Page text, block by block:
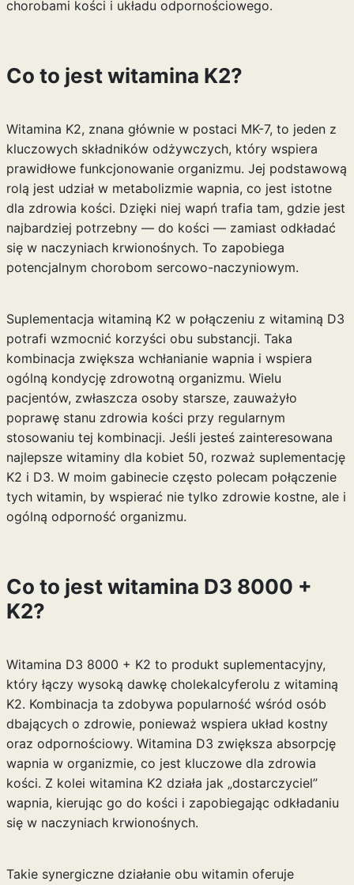
chorobami kości i układu odpornościowego.
Co to jest witamina K2?
Witamina K2, znana głównie w postaci MK-7, to jeden z
kluczowych składników odżywczych, który wspiera
prawidłowe funkcjonowanie organizmu. Jej podstawową
rolą jest udział w metabolizmie wapnia, co jest istotne
dla zdrowia kości. Dzięki niej wapń trafia tam, gdzie jest
najbardziej potrzebny — do kości — zamiast odkładać
się w naczyniach krwionośnych. To zapobiega
potencjalnym chorobom sercowo-naczyniowym.
Suplementacja witaminą K2 w połączeniu z witaminą D3
potrafi wzmocnić korzyści obu substancji. Taka
kombinacja zwiększa wchłanianie wapnia i wspiera
ogólną kondycję zdrowotną organizmu. Wielu
pacjentów, zwłaszcza osoby starsze, zauważyło
poprawę stanu zdrowia kości przy regularnym
stosowaniu tej kombinacji. Jeśli jesteś zainteresowana
najlepsze witaminy dla kobiet 50, rozważ suplementację
K2 i D3. W moim gabinecie często polecam połączenie
tych witamin, by wspierać nie tylko zdrowie kostne, ale i
ogólną odporność organizmu.
Co to jest witamina D3 8000 +
K2?
Witamina D3 8000 + K2 to produkt suplementacyjny,
który łączy wysoką dawkę cholekalcyferolu z witaminą
K2. Kombinacja ta zdobywa popularność wśród osób
dbających o zdrowie, ponieważ wspiera układ kostny
oraz odpornościowy. Witamina D3 zwiększa absorpcję
wapnia w organizmie, co jest kluczowe dla zdrowia
kości. Z kolei witamina K2 działa jak „dostarczyciel”
wapnia, kierując go do kości i zapobiegając odkładaniu
się w naczyniach krwionośnych.
Takie synergiczne działanie obu witamin oferuje